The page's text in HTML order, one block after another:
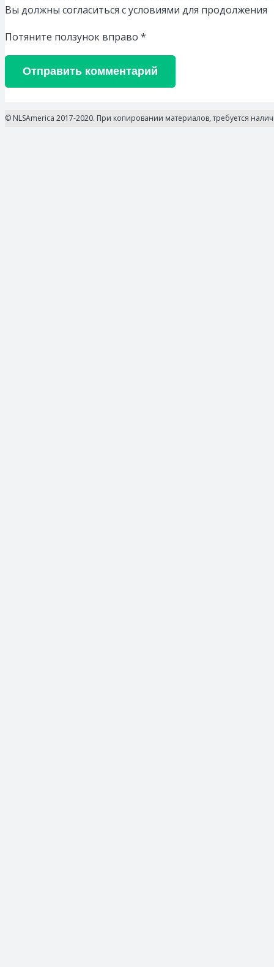
Вы должны согласиться с условиями для продолжения
Потяните ползунок вправо *
Отправить комментарий
© NLSAmerica 2017-2020. При копировании материалов, требуется